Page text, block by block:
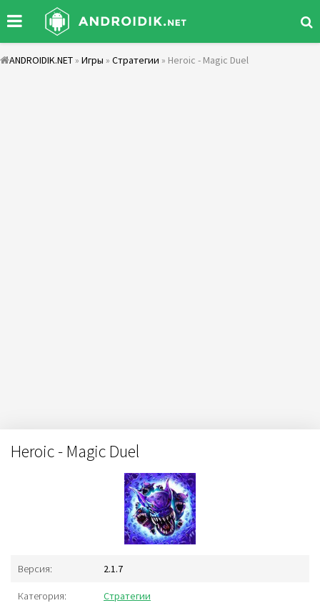
ANDROIDIK.NET » Игры » Стратегии » Heroic - Magic Duel
Heroic - Magic Duel
Версия: 2.1.7
Категория: Стратегии